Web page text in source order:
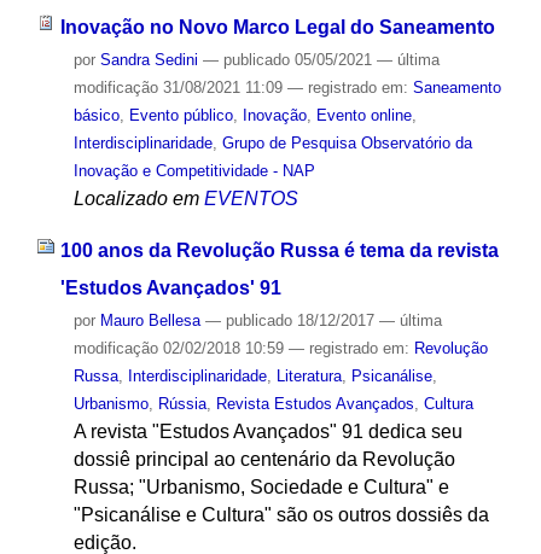
Inovação no Novo Marco Legal do Saneamento
por Sandra Sedini — publicado05/05/2021 — última
modificação31/08/2021 11:09 — registrado em: Saneamento
básico, Evento público, Inovação, Evento online,
Interdisciplinaridade, Grupo de Pesquisa Observatório da
Inovação e Competitividade - NAP
Localizado em EVENTOS
100 anos da Revolução Russa é tema da revista
'Estudos Avançados' 91
por Mauro Bellesa — publicado18/12/2017 — última
modificação02/02/2018 10:59 — registrado em: Revolução
Russa, Interdisciplinaridade, Literatura, Psicanálise,
Urbanismo, Rússia, Revista Estudos Avançados Cultura
A revista "Estudos Avançados" 91 dedica seu
dossiê principal ao centenário da Revolução
Russa; "Urbanismo, Sociedade e Cultura" e
"Psicanálise e Cultura" são os outros dossiês da
edição.